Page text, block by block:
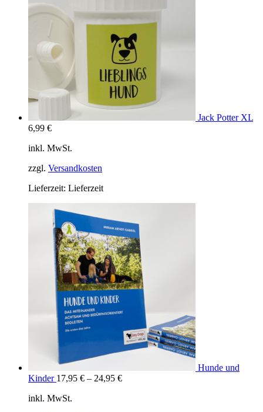
Jack Potter XL
6,99 €
inkl. MwSt.
zzgl. Versandkosten
Lieferzeit: Lieferzeit
Hunde und
Kinder 17,95 € – 24,95 €
inkl. MwSt.